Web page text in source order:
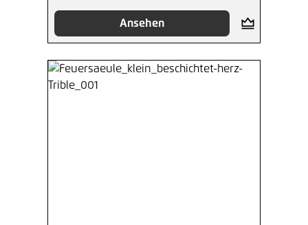
Ansehen